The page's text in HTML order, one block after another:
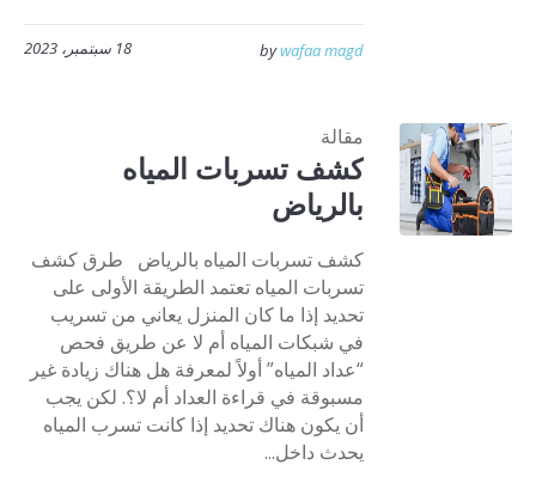
18 سبتمبر، 2023 bywafaa magd
مقالة
كشف تسربات المياه
بالرياض
كشف تسربات المياه بالرياض طرق كشف
تسربات المياه تعتمد الطريقة الأولى على
تحديد إذا ما كان المنزل يعاني من تسريب
في شبكات المياه أم لا عن طريق فحص
“عداد المياه” أولاً لمعرفة هل هناك زيادة غير
مسبوقة في قراءة العداد أم لا؟. لكن يجب
أن يكون هناك تحديد إذا كانت تسرب المياه
يحدث داخل...